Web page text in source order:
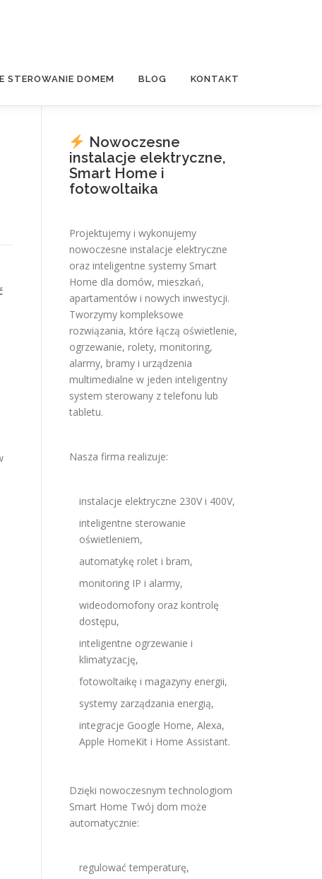
DOMEM BLOG KONTAKT
Nowoczesne
instalacje elektryczne,
Smart Home i
fotowoltaika
Projektujemy i wykonujemy
nowoczesne instalacje elektryczne
oraz inteligentne systemy Smart
Home dla domów, mieszkań,
apartamentów i nowych inwestycji.
Tworzymy kompleksowe
rozwiązania, które łączą oświetlenie,
ogrzewanie, rolety, monitoring,
alarmy, bramy i urządzenia
multimedialne w jeden inteligentny
system sterowany z telefonu lub
tabletu.
Nasza firma realizuje:
instalacje elektryczne 230V i 400V,
inteligentne sterowanie
oświetleniem,
automatykę rolet i bram,
monitoring IP i alarmy,
wideodomofony oraz kontrolę
dostępu,
inteligentne ogrzewanie i
klimatyzację,
fotowoltaikę i magazyny energii,
systemy zarządzania energią,
integracje Google Home, Alexa,
Apple HomeKit i Home Assistant.
Dzięki nowoczesnym technologiom
Smart Home Twój dom może
automatycznie:
regulować temperaturę,